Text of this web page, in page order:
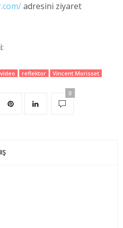
adresini ziyaret
reflektor Vincent Morisset
0